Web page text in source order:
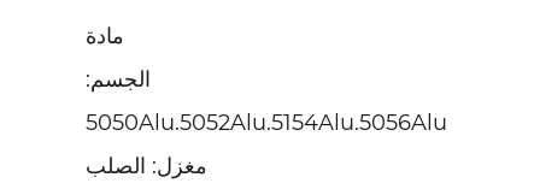
مادة
الجسم:
5050Alu.5052Alu.5154Alu.5056Alu
مغزل: الصلب